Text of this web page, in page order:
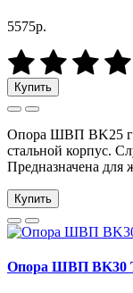
5575р.
Купить
Опора ШВП BK25
стальной корпус.
Предназначена
Купить
Опора ШВП BK30